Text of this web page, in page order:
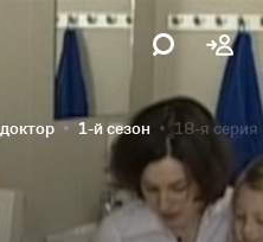
1-й сезон 18-я серия